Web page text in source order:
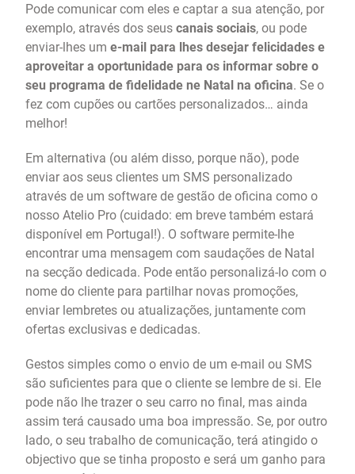
Pode comunicar com eles e captar a sua atenção, por
exemplo, através dos seus canais sociais, ou pode
enviar-lhes um e-mail para lhes desejar felicidades e
aproveitar a oportunidade para os informar sobre o
seu programa de fidelidade ne Natal na oficina. Se o
fez com cupões ou cartões personalizados… ainda
melhor!
Em alternativa (ou além disso, porque não), pode
enviar aos seus clientes um SMS personalizado
através de um software de gestão de oficina como o
nosso Atelio Pro (cuidado: em breve também estará
disponível em Portugal!). O software permite-lhe
encontrar uma mensagem com saudações de Natal
na secção dedicada. Pode então personalizá-lo com o
nome do cliente para partilhar novas promoções,
enviar lembretes ou atualizações, juntamente com
ofertas exclusivas e dedicadas.
Gestos simples como o envio de um e-mail ou SMS
são suficientes para que o cliente se lembre de si. Ele
pode não lhe trazer o seu carro no final, mas ainda
assim terá causado uma boa impressão. Se, por outro
lado, o seu trabalho de comunicação, terá atingido o
objectivo que se tinha proposto e será um ganho para